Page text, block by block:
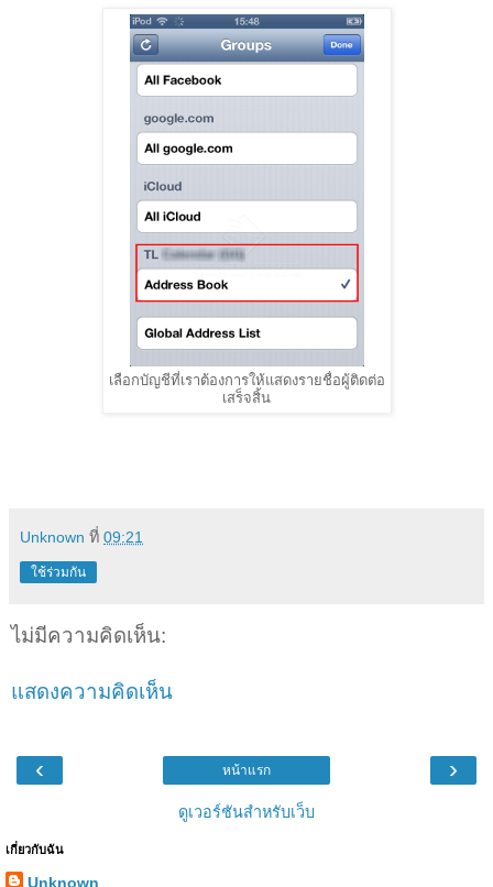
เลือกบัญชีที่เราต้องการให้แสดงรายชื่อผู้ติดต่อ
เสร็จสิ้น
Unknown ที่ 09:21
ใช้ร่วมกัน
ไม่มีความคิดเห็น:
แสดงความคิดเห็น
‹ ›
หน้าแรก
ดูเวอร์ชันสำหรับเว็บ
เกี่ยวกับฉัน
Unknown